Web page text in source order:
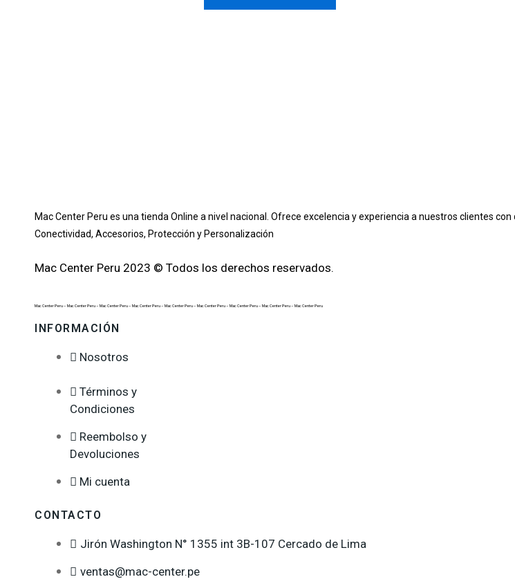
Mac Center Peru es una tienda Online a nivel nacional
. Ofrece excelencia y experiencia a nuestros clientes
Conectividad, Accesorios, Protección y Personalización
Mac Center Peru 2023 © Todos los derechos reservados.
Mac Center Peru – Mac Center Peru – Mac Center Peru – Mac Center Peru – Mac Center Peru – Mac Center Peru – Mac Center Peru – Mac Center Peru – Mac Center Peru
INFORMACIÓN
Nosotros
Términos y
Condiciones
Reembolso y
Devoluciones
Mi cuenta
CONTACTO
Jirón Washington N° 1355 int 3B-107 Cercado de Lima
ventas@mac-center.pe